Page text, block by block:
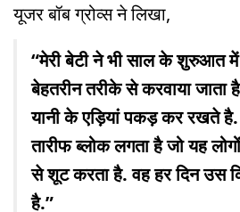
यूजर बॉब ग्रोव्स ने लिखा,
“मेरी बेटी ने भी साल के शुरुआत
बेहतरीन तरीके से करवाया
यानी के एड़ियां पकड़ कर रखते
तारीफ ब्लोक लगता है जो यह
से शूट करता है. वह हर दिन उस
है.”